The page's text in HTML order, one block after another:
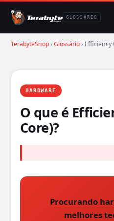
GLOSSÁRIO
TerabyteShop› Glossário› Efficiency
HARDWARE
O que é
Core)?
Procurando
melhores